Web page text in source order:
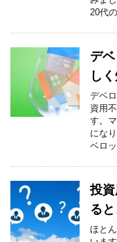
20代
デ
し
デベ
資用
す。
にな
ベロ
投
る
ほと